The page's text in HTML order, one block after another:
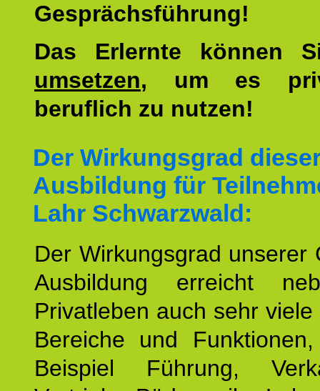
Gesprächsführung!
Das Erlernte können
umsetzen, um es
beruflich zu nutzen!
Der Wirkungsgrad
Ausbildung für
Lahr Schwarzwald:
Der Wirkungsgrad unserer
Ausbildung erreicht
Privatleben auch sehr
Bereiche und
Beispiel Führung,